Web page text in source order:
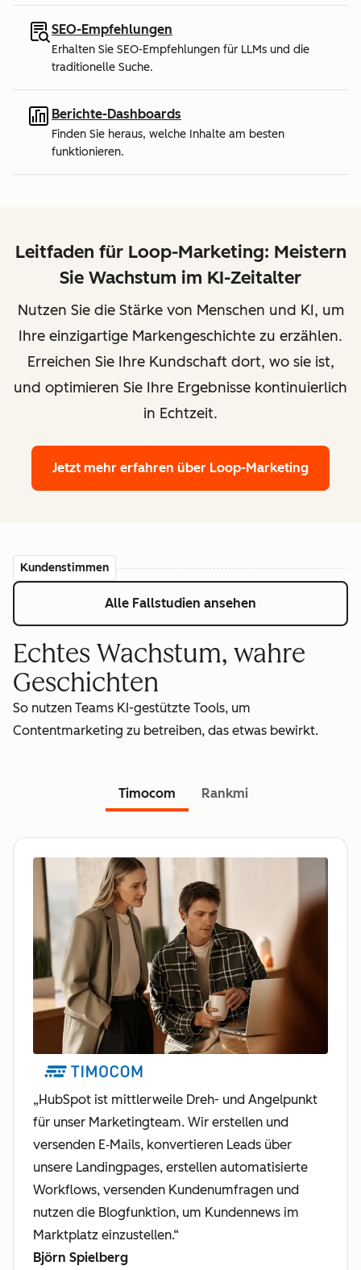
SEO-Empfehlungen
Erhalten Sie SEO-Empfehlungen für LLMs und die
traditionelle Suche.
Berichte-Dashboards
Finden Sie heraus, welche Inhalte am besten
funktionieren.
Leitfaden für Loop-Marketing: Meistern
Sie Wachstum im KI-Zeitalter
Nutzen Sie die Stärke von Menschen und KI, um
Ihre einzigartige Markengeschichte zu erzählen.
Erreichen Sie Ihre Kundschaft dort, wo sie ist,
und optimieren Sie Ihre Ergebnisse kontinuierlich
in Echtzeit.
Jetzt mehr erfahren über Loop-Marketing
Kundenstimmen
Alle Fallstudien ansehen
Echtes Wachstum, wahre
Geschichten
So nutzen Teams KI-gestützte Tools, um
Contentmarketing zu betreiben, das etwas bewirkt.
Timocom Rankmi
„HubSpot ist mittlerweile Dreh- und Angelpunkt
für unser Marketingteam. Wir erstellen und
versenden E‑Mails, konvertieren Leads über
unsere Landingpages, erstellen automatisierte
Workflows, versenden Kundenumfragen und
nutzen die Blogfunktion, um Kundennews im
Marktplatz einzustellen.“
Björn Spielberg